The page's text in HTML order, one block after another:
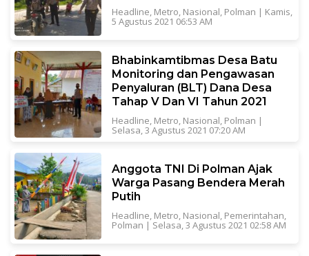
Headline, Metro, Nasional, Polman | Kamis,
5 Agustus 2021 06:53 AM
Bhabinkamtibmas Desa Batu
Monitoring dan Pengawasan
Penyaluran (BLT) Dana Desa
Tahap V Dan VI Tahun 2021
Headline, Metro, Nasional, Polman |
Selasa, 3 Agustus 2021 07:20 AM
Anggota TNI Di Polman Ajak
Warga Pasang Bendera Merah
Putih
Headline, Metro, Nasional, Pemerintahan,
Polman | Selasa, 3 Agustus 2021 02:58 AM